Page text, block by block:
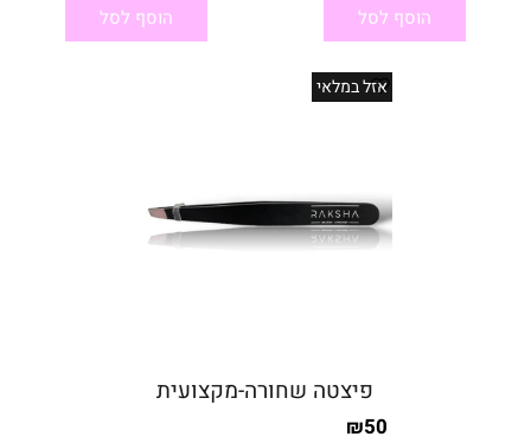
הוסף לסל הוסף לסל
אזל במלאי
פיצטה שחורה-מקצועית
₪50